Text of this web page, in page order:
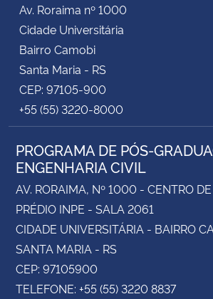
Av. Roraima nº 1000
Cidade Universitária
Bairro Camobi
Santa Maria - RS
CEP: 97105-900
+55 (55) 3220-8000
PROGRAMA DE PÓS-
ENGENHARIA CIVIL
AV. RORAIMA, Nº 1000 - CENTRO
PRÉDIO INPE - SALA 2061
CIDADE UNIVERSITÁRIA - BAIRRO
SANTA MARIA - RS
CEP: 97105900
TELEFONE: +55 (55) 3220 8837